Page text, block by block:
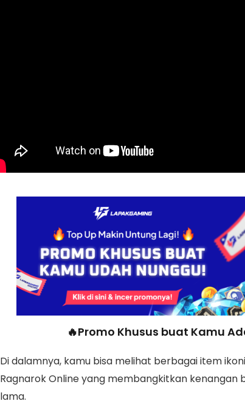
🔥Promo Khusus buat Kamu
Di dalamnya, kamu bisa melihat berbagai item
Ragnarok Online yang membangkitkan kenangan
lama.